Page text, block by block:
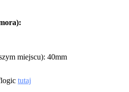
miejscu): 40mm
tutaj